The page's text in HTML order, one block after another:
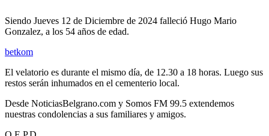
Siendo Jueves 12 de Diciembre de 2024 falleció Hugo Mario
Gonzalez, a los 54 años de edad.
betkom
El velatorio es durante el mismo día, de 12.30 a 18 horas. Luego sus
restos serán inhumados en el cementerio local.
Desde NoticiasBelgrano.com y Somos FM 99.5 extendemos
nuestras condolencias a sus familiares y amigos.